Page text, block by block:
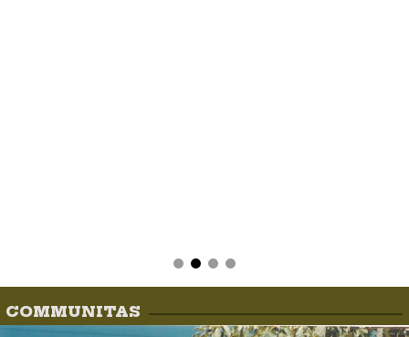
COMMUNITAS